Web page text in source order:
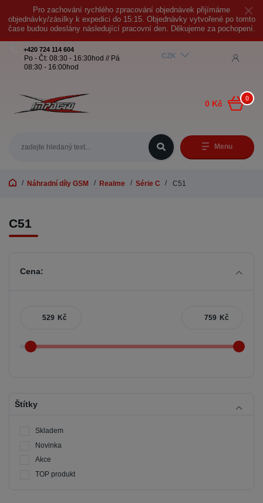
Pro zachování rychlého zpracování objednávek přijímáme
objednávky/zásilky k expedici do 15:15. Objednávky vytvořené po tomto
čase budou odeslány následující pracovní den. Děkujeme za pochopení.
Menu
CZK
+420 724 114 604
Po - Čt: 08:30 - 16:30hod // Pá
08:30 - 16:00hod
0
0 Kč
Náhradní díly GSM Realme Série C C51
C51
Cena:
Kč Kč
Štítky
Skladem
Novinka
Akce
TOP produkt